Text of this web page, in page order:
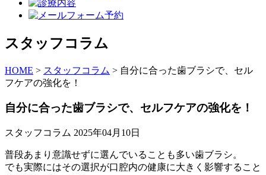
スタッフコラム
HOME > スタッフコラム > 自分に合った歯ブラシで、セル
フケアの強化を！
自分に合った歯ブラシで、セルフケアの強化を！
スタッフコラム 2025年04月10日
普段あまり意識せずに選んでいることも多い歯ブラシ。
でも実際にはその選択が口腔内の健康に大きく影響すること